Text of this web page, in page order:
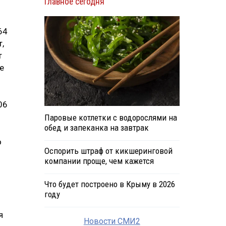
Паровые котлетки с водорослями на
обед и запеканка на завтрак
Оспорить штраф от кикшеринговой
компании проще, чем кажется
Что будет построено в Крыму в 2026
году
Новости СМИ2